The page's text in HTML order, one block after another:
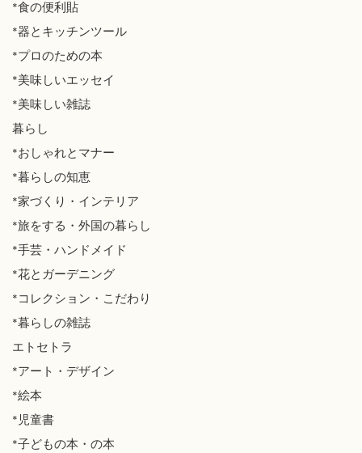
*食の便利貼
*器とキッチンツール
*プロのための本
*美味しいエッセイ
*美味しい雑誌
暮らし
*おしゃれとマナー
*暮らしの知恵
*家づくり・インテリア
*旅をする・外国の暮らし
*手芸・ハンドメイド
*花とガーデニング
*コレクション・こだわり
*暮らしの雑誌
エトセトラ
*アート・デザイン
*絵本
*児童書
*子どもの本・の本